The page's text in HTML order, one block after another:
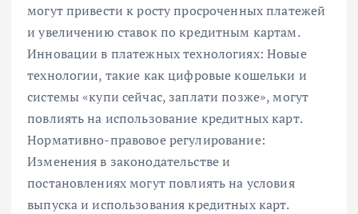
могут привести к росту просроченных платежей
и увеличению ставок по кредитным картам.
Инновации в платежных технологиях: Новые
технологии, такие как цифровые кошельки и
системы «купи сейчас, заплати позже», могут
повлиять на использование кредитных карт.
Нормативно-правовое регулирование:
Изменения в законодательстве и
постановлениях могут повлиять на условия
выпуска и использования кредитных карт.